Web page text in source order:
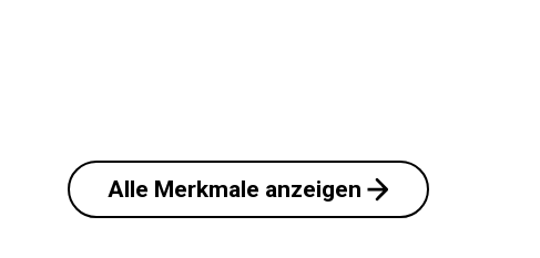
Alle Merkmale anzeigen